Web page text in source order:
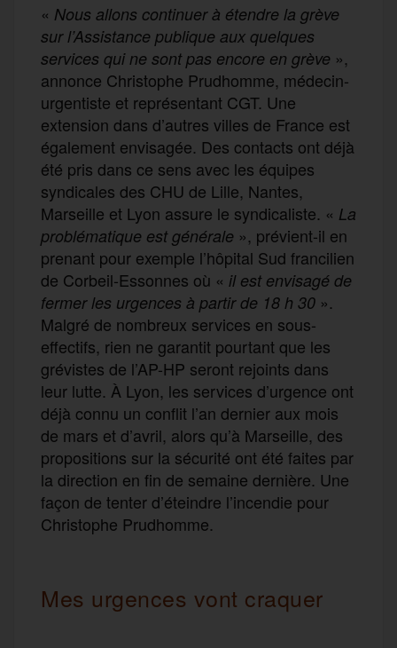
« Nous allons continuer à étendre la grève
sur l’Assistance publique aux quelques
services qui ne sont pas encore en grève »,
annonce Christophe Prudhomme, médecin-
urgentiste et représentant CGT. Une
extension dans d’autres villes de France est
également envisagée. Des contacts ont déjà
été pris dans ce sens avec les équipes
syndicales des CHU de Lille, Nantes,
Marseille et Lyon assure le syndicaliste. « L a
problématique est générale », prévient-il en
prenant pour exemple l’hôpital Sud francilien
de Corbeil-Essonnes où « il est envisagé de
fermer les urgences à partir de 18 h 30 ».
Malgré de nombreux services en sous-
effectifs, rien ne garantit pourtant que les
grévistes de l’AP-HP seront rejoints dans
leur lutte. À Lyon, les services d’urgence ont
déjà connu un conflit l’an dernier aux mois
de mars et d’avril, alors qu’à Marseille, des
propositions sur la sécurité ont été faites par
la direction en fin de semaine dernière. Une
façon de tenter d’éteindre l’incendie pour
Christophe Prudhomme.
Mes urgences vont craquer